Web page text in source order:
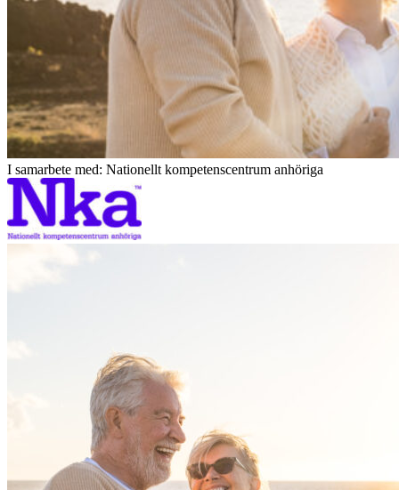
I samarbete med: Nationellt kompetenscentrum anhöriga